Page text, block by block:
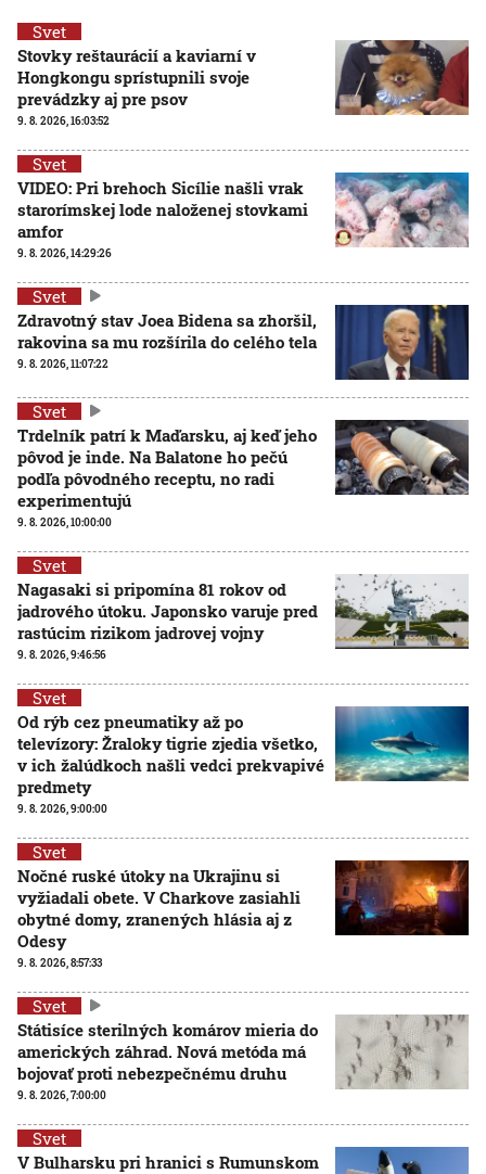
Svet
Stovky reštaurácií a kaviarní v
Hongkongu sprístupnili svoje
prevádzky aj pre psov
9. 8. 2026, 16:03:52
Svet
VIDEO: Pri brehoch Sicílie našli vrak
starorímskej lode naloženej stovkami
amfor
9. 8. 2026, 14:29:26
Svet
Zdravotný stav Joea Bidena sa zhoršil,
rakovina sa mu rozšírila do celého tela
9. 8. 2026, 11:07:22
Svet
Trdelník patrí k Maďarsku, aj keď jeho
pôvod je inde. Na Balatone ho pečú
podľa pôvodného receptu, no radi
experimentujú
9. 8. 2026, 10:00:00
Svet
Nagasaki si pripomína 81 rokov od
jadrového útoku. Japonsko varuje pred
rastúcim rizikom jadrovej vojny
9. 8. 2026, 9:46:56
Svet
Od rýb cez pneumatiky až po
televízory: Žraloky tigrie zjedia všetko,
v ich žalúdkoch našli vedci prekvapivé
predmety
9. 8. 2026, 9:00:00
Svet
Nočné ruské útoky na Ukrajinu si
vyžiadali obete. V Charkove zasiahli
obytné domy, zranených hlásia aj z
Odesy
9. 8. 2026, 8:57:33
Svet
Státisíce sterilných komárov mieria do
amerických záhrad. Nová metóda má
bojovať proti nebezpečnému druhu
9. 8. 2026, 7:00:00
Svet
V Bulharsku pri hranici s Rumunskom